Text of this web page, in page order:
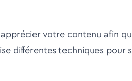
votre contenu afin
différentes techniques pour